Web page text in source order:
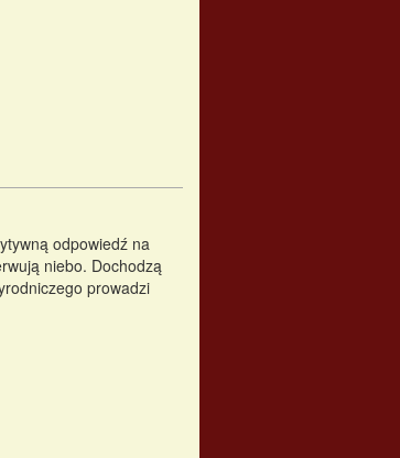
odpowiedź na
niebo. Dochodzą
prowadzi